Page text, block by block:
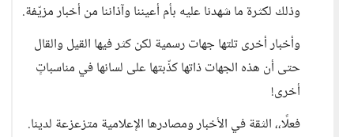
وذلك لكثرة ما شهدنا عليه بأم أعيننا وآذاننا من أخبار مزيّفة.
وأخبار أخرى تلتها جهات رسمية لكن كثر فيها القيل والقال
حتى أن هذه الجهات ذاتها كذّبتها على لسانها في مناسباتٍ
أخرى!
فعلًا،، الثقة في الأخبار ومصادرها الإعلامية متزعزعة لدينا.